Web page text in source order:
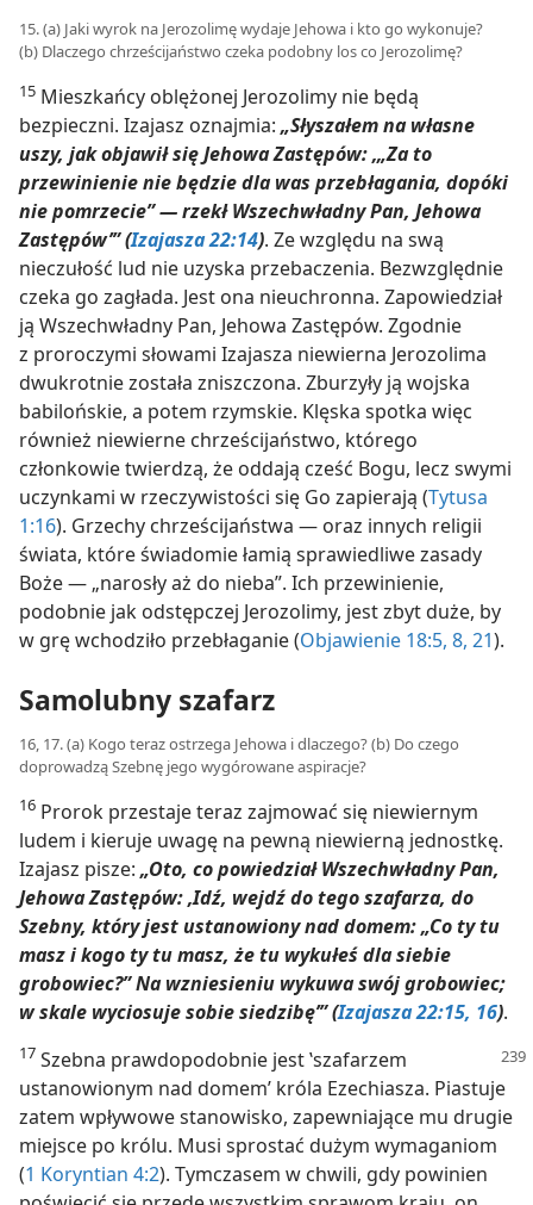
15. (a) Jaki wyrok na Jerozolimę wydaje Jehowa i kto go wykonuje?
(b) Dlaczego chrześcijaństwo czeka podobny los co Jerozolimę?
15 Mieszkańcy oblężonej Jerozolimy nie będą
bezpieczni. Izajasz oznajmia:„Słyszałem na własne
uszy, jak objawił się Jehowa Zastępów: ‚„Za to
przewinienie nie będzie dla was przebłagania, dopóki
nie pomrzecie” — rzekł Wszechwładny Pan, Jehowa
Zastępów’” (Izajasza 22:14). Ze względu na swą
nieczułość lud nie uzyska przebaczenia. Bezwzględnie
czeka go zagłada. Jest ona nieuchronna. Zapowiedział
ją Wszechwładny Pan, Jehowa Zastępów. Zgodnie
z proroczymi słowami Izajasza niewierna Jerozolima
dwukrotnie została zniszczona. Zburzyły ją wojska
babilońskie, a potem rzymskie. Klęska spotka więc
również niewierne chrześcijaństwo, którego
członkowie twierdzą, że oddają cześć Bogu, lecz swymi
uczynkami w rzeczywistości się Go zapierają (Tytusa
1:16). Grzechy chrześcijaństwa — oraz innych religii
świata, które świadomie łamią sprawiedliwe zasady
Boże — „narosły aż do nieba”. Ich przewinienie,
podobnie jak odstępczej Jerozolimy, jest zbyt duże, by
w grę wchodziło przebłaganie (Objawienie 18:5, 8, 21).
Samolubny szafarz
16, 17. (a) Kogo teraz ostrzega Jehowa i dlaczego? (b) Do czego
doprowadzą Szebnę jego wygórowane aspiracje?
16 Prorok przestaje teraz zajmować się niewiernym
ludem i kieruje uwagę na pewną niewierną jednostkę.
Izajasz pisze: „Oto, co powiedział Wszechwładny Pan,
Jehowa Zastępów: ‚Idź, wejdź do tego szafarza, do
Szebny, który jest ustanowiony nad domem: „Co ty tu
masz i kogo ty tu masz, że tu wykułeś dla siebie
grobowiec?” Na wzniesieniu wykuwa swój grobowiec;
w skale wyciosuje sobie siedzibę’” (Izajasza 22:15, 16).
17 Szebna prawdopodobnie jest ‛szafarzem
ustanowionym nad domem’ króla Ezechiasza. Piastuje
zatem wpływowe stanowisko, zapewniające mu drugie
miejsce po królu. Musi sprostać dużym wymaganiom
(1 Koryntian 4:2). Tymczasem w chwili, gdy powinien